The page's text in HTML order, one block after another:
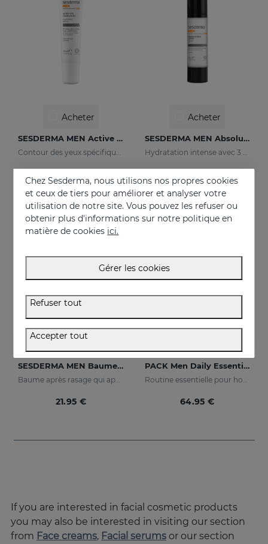
Acheter
SESDERMA MEN Active Contour Des Yeux
Acheter
SESDERMA MEN Absolute Force Lotion
SESDERMA MEN Baume Après-Rasage Peau Parfaite
Baume après rasage qui apaise, hydrate et prévient les irritations
21.95 €
NEUF
ONLINE EXCLUSIVE
PACK Men Daily Essentials
Routine essentielle pour homme
64.95 €
If you are interested in facial cosmetic products
you may also be interested in visiting our section
from Face creams, Facial serums or our section
Chez Sesderma, nous utilisons nos propres cookies
et ceux de tiers pour améliorer et analyser votre
utilisation de notre site. Vous pouvez les refuser ou
obtenir plus d'informations sur notre politique en
matière de cookies ici.
Gérer les cookies
Refuser tout
Accepter tout